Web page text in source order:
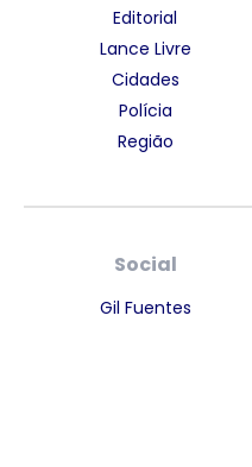
Editorial
Lance Livre
Cidades
Polícia
Região
Social
Gil Fuentes